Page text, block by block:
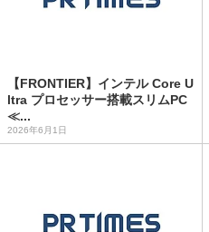
【FRONTIER】インテル Core U
ltra プロセッサー搭載スリムPC
≪...
2026年6月1日